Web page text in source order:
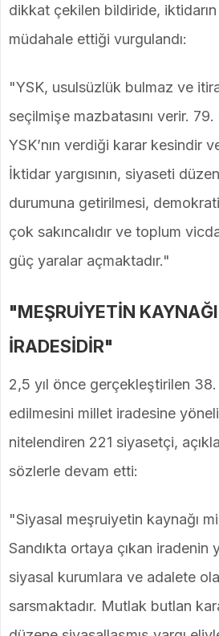
dikkat çekilen bildiride,
müdahale ettiği vurgulandı:
"YSK, usulsüzlük bulmaz ve
seçilmişe mazbatasını verir.
YSK’nın verdiği karar kesindir
İktidar yargısının, siyaseti
durumuna getirilmesi,
çok sakıncalıdır ve toplum
güç yaralar açmaktadır."
"MEŞRUİYETİN
İRADESİDİR"
2,5 yıl önce gerçekleştirilen
edilmesini millet iradesine
nitelendiren 221 siyasetçi,
sözlerle devam etti:
"Siyasal meşruiyetin kaynağı
Sandıkta ortaya çıkan iradenin
siyasal kurumlara ve adalete
sarsmaktadır. Mutlak butlan